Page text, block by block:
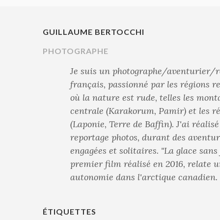
GUILLAUME BERTOCCHI
PHOTOGRAPHE
Je suis un photographe/aventurier/
français, passionné par les régions
où la nature est rude, telles les
centrale (Karakorum, Pamir) et les
(Laponie, Terre de Baffin). J'ai
reportage photos, durant des
engagées et solitaires. "La glace
premier film réalisé en 2016, relate
autonomie dans l'arctique canadien.
ÉTIQUETTES